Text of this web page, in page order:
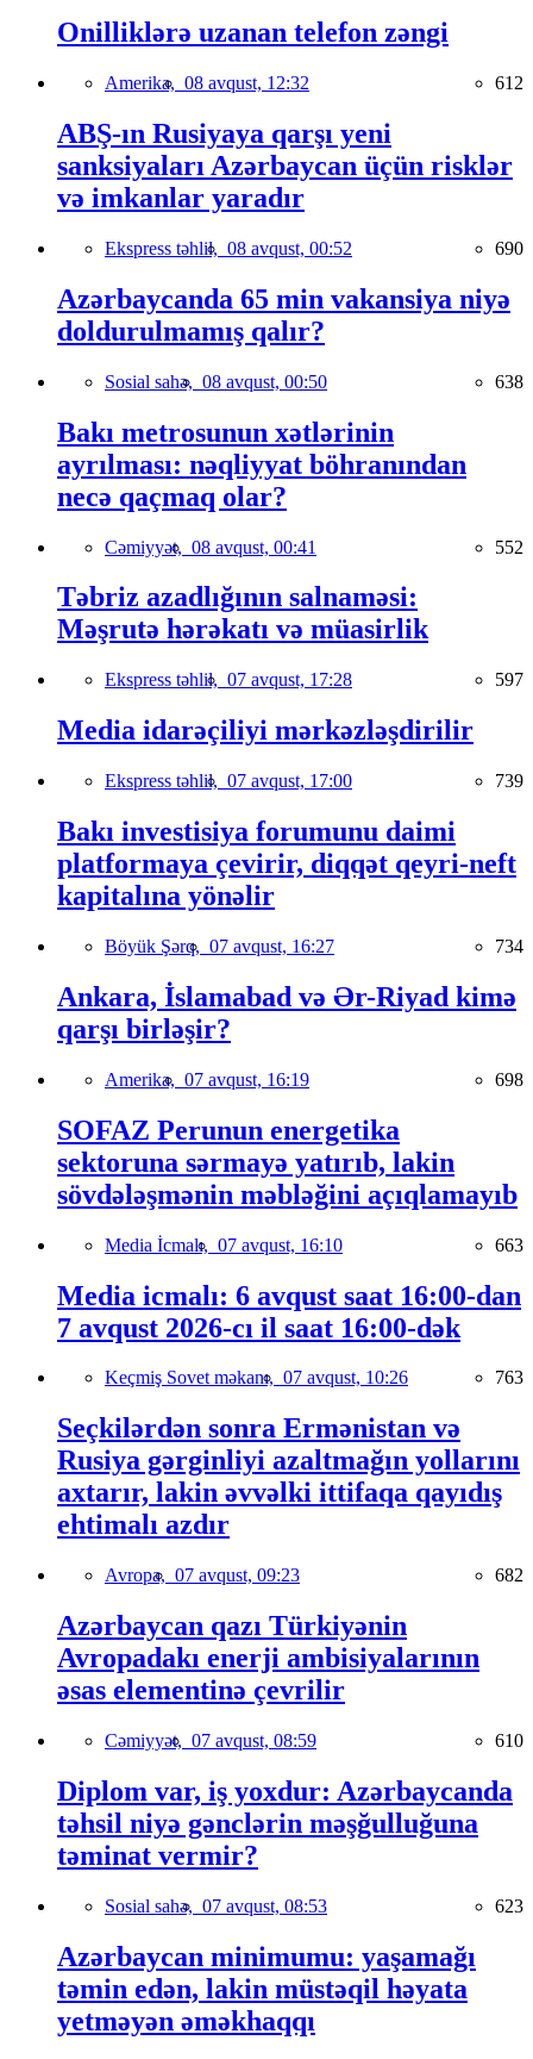
Onilliklərə uzanan telefon zəngi
Amerika, 08 avqust, 12:32 612
ABŞ-ın Rusiyaya qarşı yeni
sanksiyaları Azərbaycan üçün risklər
və imkanlar yaradır
Ekspress təhlil, 08 avqust, 00:52 690
Azərbaycanda 65 min vakansiya niyə
doldurulmamış qalır?
Sosial sahə, 08 avqust, 00:50 638
Bakı metrosunun xətlərinin
ayrılması: nəqliyyat böhranından
necə qaçmaq olar?
Cəmiyyət, 08 avqust, 00:41 552
Təbriz azadlığının salnaməsi:
Məşrutə hərəkatı və müasirlik
Ekspress təhlil, 07 avqust, 17:28 597
Media idarəçiliyi mərkəzləşdirilir
Ekspress təhlil, 07 avqust, 17:00 739
Bakı investisiya forumunu daimi
platformaya çevirir, diqqət qeyri-neft
kapitalına yönəlir
Böyük Şərq, 07 avqust, 16:27 734
Ankara, İslamabad və Ər-Riyad kimə
qarşı birləşir?
Amerika, 07 avqust, 16:19 698
SOFAZ Perunun energetika
sektoruna sərmayə yatırıb, lakin
sövdələşmənin məbləğini açıqlamayıb
Media İcmalı, 07 avqust, 16:10 663
Media icmalı: 6 avqust saat 16:00-dan
7 avqust 2026-cı il saat 16:00-dək
Keçmiş Sovet məkanı, 07 avqust, 10:26 763
Seçkilərdən sonra Ermənistan və
Rusiya gərginliyi azaltmağın yollarını
axtarır, lakin əvvəlki ittifaqa qayıdış
ehtimalı azdır
Avropa, 07 avqust, 09:23 682
Azərbaycan qazı Türkiyənin
Avropadakı enerji ambisiyalarının
əsas elementinə çevrilir
Cəmiyyət, 07 avqust, 08:59 610
Diplom var, iş yoxdur: Azərbaycanda
təhsil niyə gənclərin məşğulluğuna
təminat vermir?
Sosial sahə, 07 avqust, 08:53 623
Azərbaycan minimumu: yaşamağı
təmin edən, lakin müstəqil həyata
yetməyən əməkhaqqı